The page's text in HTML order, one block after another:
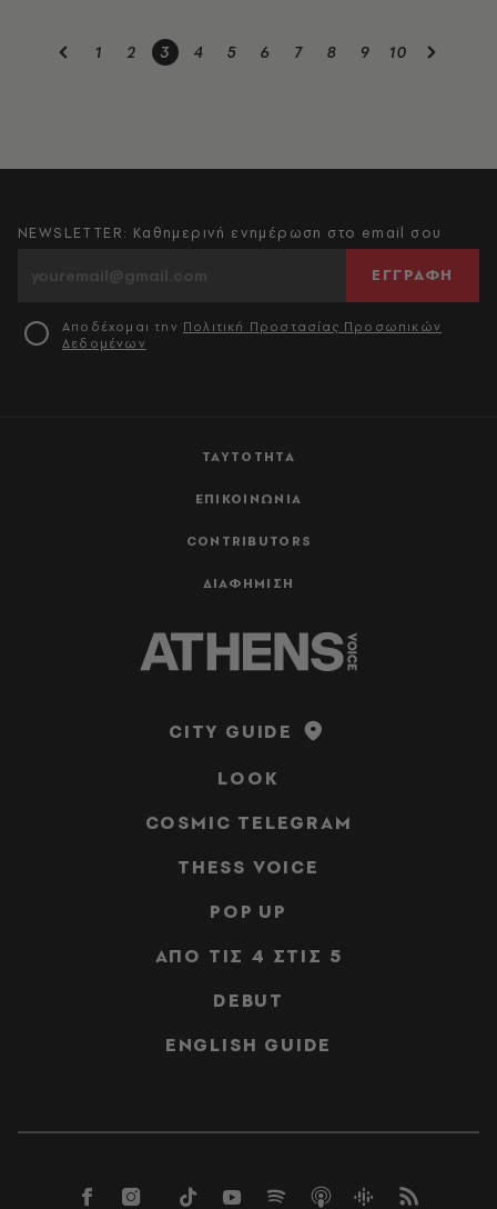
1 2 3 4 5 6 7 8 9 10
ΤΑΥΤΟΤΗΤΑ
ΕΠΙΚΟΙΝΩΝΙΑ
CONTRIBUTORS
ΔΙΑΦΗΜΙΣΗ
NEWSLETTER: Καθημερινή ενημέρωση στο email σου
ΕΓΓΡΑΦΗ
Αποδέχομαι την Πολιτική Προστασίας Προσωπικών
Δεδομένων
CITY GUIDE
LOOK
COSMIC TELEGRAM
THESS VOICE
POP UP
ΑΠΟ ΤΙΣ 4 ΣΤΙΣ 5
DEBUT
ENGLISH GUIDE